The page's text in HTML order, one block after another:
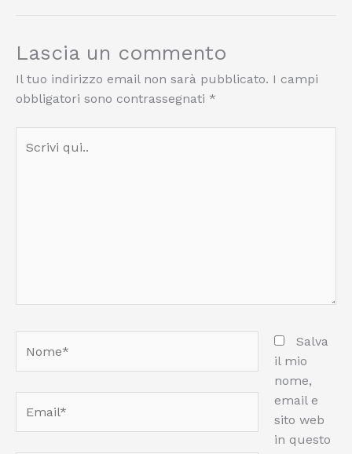
Lascia un commento
Il tuo indirizzo email non sarà pubblicato. I campi
obbligatori sono contrassegnati *
qui..
Salva
il mio
nome,
email e
sito web
in questo